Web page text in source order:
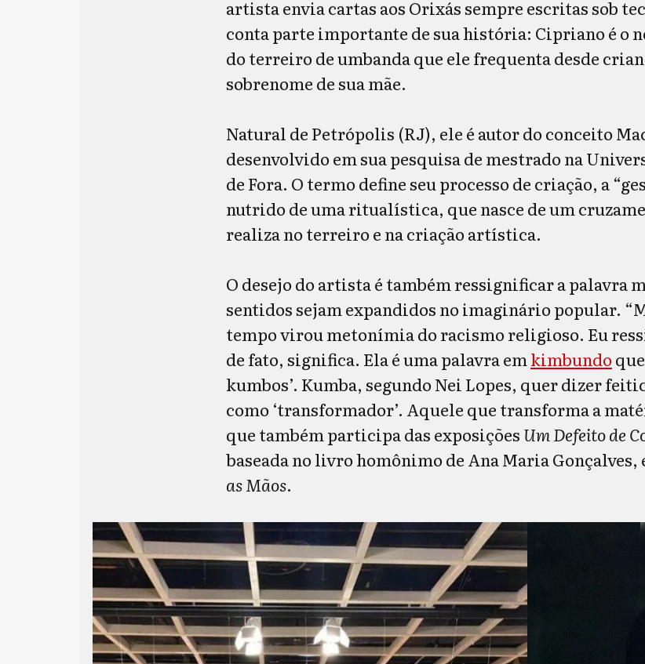
artista envia cartas aos Orixás sempre escritas sob
conta parte importante de sua história: Cipriano é o
do terreiro de umbanda que ele frequenta desde
sobrenome de sua mãe.
Natural de Petrópolis (RJ), ele é autor do conceito
desenvolvido em sua pesquisa de mestrado na
de Fora. O termo define seu processo de criação, a
nutrido de uma ritualística, que nasce de um
realiza no terreiro e na criação artística.
O desejo do artista é também ressignificar a palavra
sentidos sejam expandidos no imaginário popular.
tempo virou metonímia do racismo religioso. Eu
de fato, significa. Ela é uma palavra emkimbundo
kumbos’. Kumba, segundo Nei Lopes, quer dizer
como ‘transformador’. Aquele que transforma a
que também participa das exposiçõesUm Defeito de
baseada no livro homônimo de Ana Maria Gonçalves,
as Mãos.